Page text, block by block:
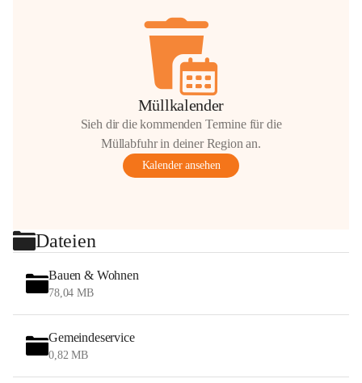
Müllkalender
Sieh dir die kommenden Termine für die
Müllabfuhr in deiner Region an.
Kalender ansehen
Dateien
Bauen & Wohnen
78,04 MB
Gemeindeservice
0,82 MB